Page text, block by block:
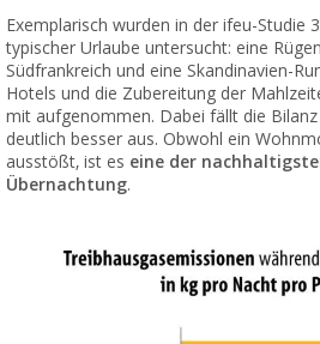
Exemplarisch wurden in der ifeu-Studie
typischer Urlaube untersucht: eine
Südfrankreich und eine Skandinavien-
Hotels und die Zubereitung der
mit aufgenommen. Dabei fällt die
deutlich besser aus. Obwohl ein
ausstößt, ist es eine der
Übernachtung.